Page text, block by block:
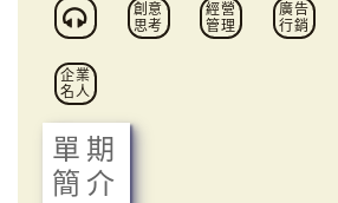
創意
思考
經營
管理
廣告
行銷
企業
名人
單期
簡介